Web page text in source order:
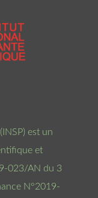
est un
et
023/AN du 3
N°2019-